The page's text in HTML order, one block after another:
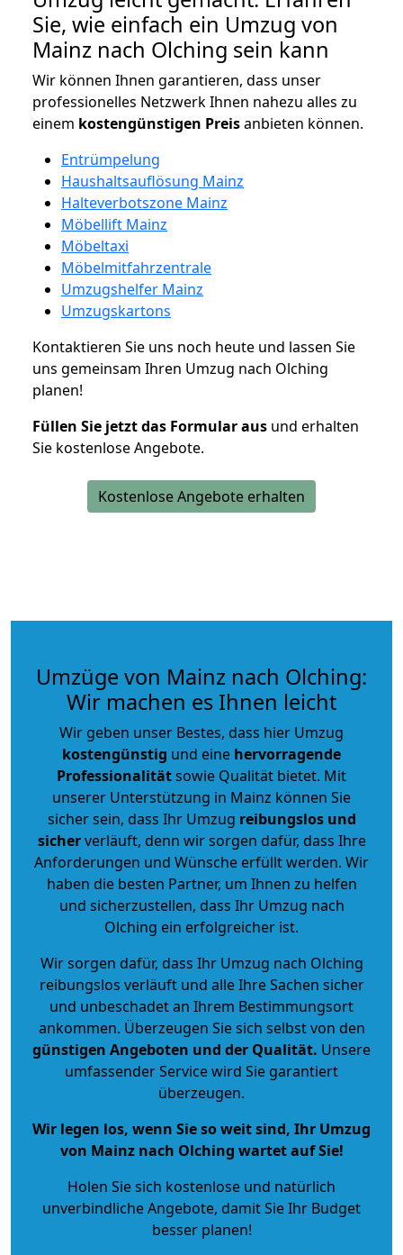
Sie, wie einfach ein Umzug von
Mainz nach Olching sein kann
Wir können Ihnen garantieren, dass unser
professionelles Netzwerk Ihnen nahezu alles zu
einem kostengünstigen Preisanbieten können.
Entrümpelung
Haushaltsauflösung Mainz
Halteverbotszone Mainz
Möbellift Mainz
Möbeltaxi
Möbelmitfahrzentrale
Umzugshelfer Mainz
Umzugskartons
Kontaktieren Sie uns noch heute und lassen Sie
uns gemeinsam Ihren Umzug nach Olching
planen!
Füllen Sie jetzt das Formular aus und erhalten
Sie kostenlose Angebote.
Kostenlose Angebote erhalten
Umzüge von Mainz nach Olching:
Wir machen es Ihnen leicht
Wir geben unser Bestes, dass hier Umzug
kostengünstig und eine hervorragende
Professionalitätsowie Qualität bietet. Mit
unserer Unterstützung in Mainz können Sie
sicher sein, dass Ihr Umzug reibungslos und
sicherverläuft, denn wir sorgen dafür, dass Ihre
Anforderungen und Wünsche erfüllt werden. Wir
haben die besten Partner, um Ihnen zu helfen
und sicherzustellen, dass Ihr Umzug nach
Olching ein erfolgreicher ist.
Wir sorgen dafür, dass Ihr Umzug nach Olching
reibungslos verläuft und alle Ihre Sachen sicher
und unbeschadet an Ihrem Bestimmungsort
ankommen. Überzeugen Sie sich selbst von den
günstigen Angeboten und der Qualität. Unsere
umfassender Service wird Sie garantiert
überzeugen.
Wir legen los, wenn Sie so weit sind, Ihr Umzug
von Mainz nach Olching wartet auf Sie!
Holen Sie sich kostenlose und natürlich
unverbindliche Angebote, damit Sie Ihr Budget
besser planen!